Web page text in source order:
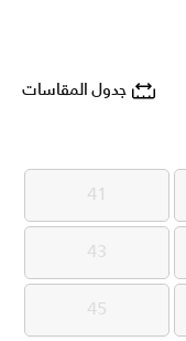
جدول المقاسات
41
41
43
43
45
45